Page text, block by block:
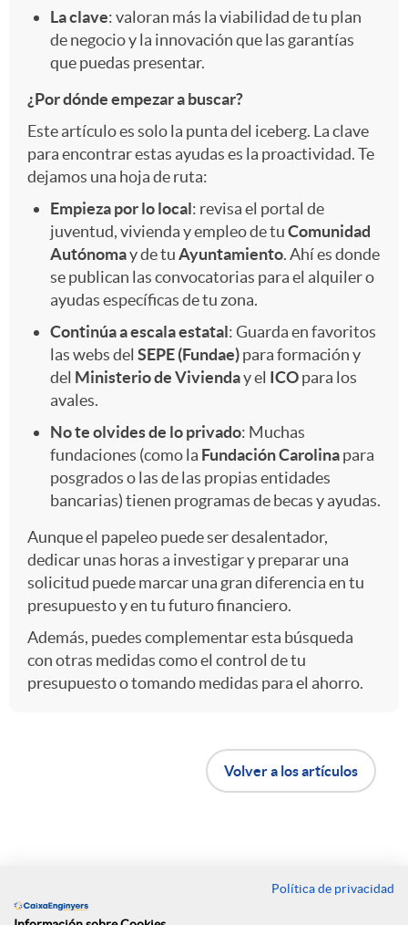
La clave: valoran más la viabilidad de tu plan
de negocio y la innovación que las garantías
que puedas presentar.
¿Por dónde empezar a buscar?
Este artículo es solo la punta del iceberg. La clave
para encontrar estas ayudas es la proactividad. Te
dejamos una hoja de ruta:
Empieza por lo local: revisa el portal de
juventud, vivienda y empleo de tuComunidad
Autónomay de tuAyuntamiento. Ahí es donde
se publican las convocatorias para el alquiler o
ayudas específicas de tu zona.
Continúa a escala estatal: Guarda en favoritos
las webs del SEPE (Fundae)para formación y
del Ministerio de Vivienday el ICOpara los
avales.
No te olvides de lo privado: Muchas
fundaciones (como la Fundación Carolinapara
posgrados o las de las propias entidades
bancarias) tienen programas de becas y ayudas.
Aunque el papeleo puede ser desalentador,
dedicar unas horas a investigar y preparar una
solicitud puede marcar una gran diferencia en tu
presupuesto y en tu futuro financiero.
Además, puedes complementar esta búsqueda
con otras medidas como el control de tu
presupuesto o tomando medidas para el ahorro.
t
Volver a los artículos
Política de privacidad